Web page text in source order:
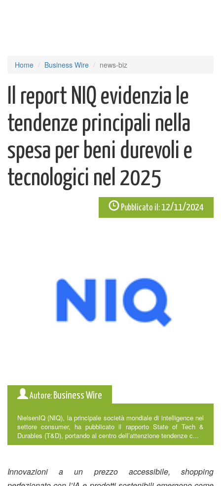
Home Business Wire news-biz
Il report NIQ evidenzia le
tendenze principali nella
spesa per beni durevoli e
tecnologici nel 2025
Pubblicato il:12/11/2024
Autore: Business Wire
NielsenIQ (NIQ), la principale società mondiale di intelligence nel
settore consumer, ha pubblicato il rapporto State of Tech &
Durables (T&D), portando al centro dell’attenzione tendenze c...
Innovazioni a un prezzo accessibile, shopping